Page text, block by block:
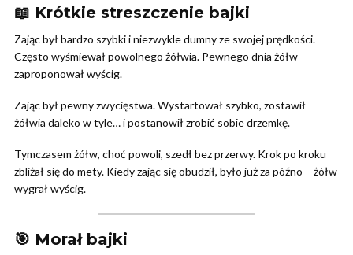
📖 Krótkie streszczenie bajki
Zając był bardzo szybki i niezwykle dumny ze swojej prędkości.
Często wyśmiewał powolnego żółwia. Pewnego dnia żółw
zaproponował wyścig.
Zając był pewny zwycięstwa. Wystartował szybko, zostawił
żółwia daleko w tyle… i postanowił zrobić sobie drzemkę.
Tymczasem żółw, choć powoli, szedł bez przerwy. Krok po kroku
zbliżał się do mety. Kiedy zając się obudził, było już za późno – żółw
wygrał wyścig.
🎯 Morał bajki